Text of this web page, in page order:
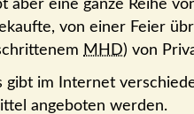
aber eine ganze Reihe
von einer Feier
MHD) von
gibt im Internet
angeboten werden.